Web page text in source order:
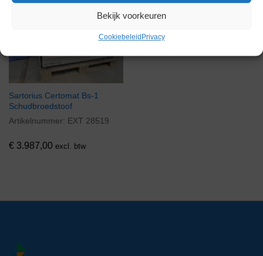
Bekijk voorkeuren
Cookiebeleid Privacy
Via bemiddeling
Sartorius Certomat Bs-1
Schudbroedstoof
Artikelnummer: EXT 28519
€ 3.987,00 excl. btw